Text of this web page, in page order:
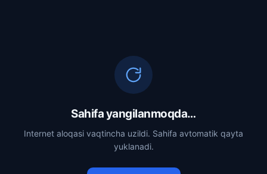
Sahifa yangilanmoqda…
Internet aloqasi vaqtincha uzildi. Sahifa avtomatik qayta
yuklanadi.